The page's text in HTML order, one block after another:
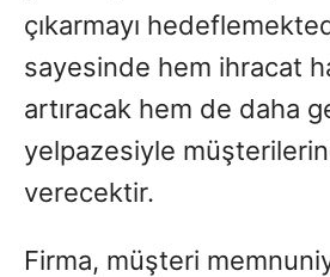
çıkarmayı
sayesinde hem ihracat
artıracak hem de daha
yelpazesiyle
verecektir.
Firma, müşteri